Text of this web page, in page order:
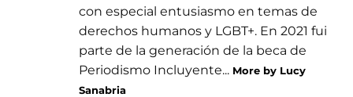
con especial entusiasmo en temas de
derechos humanos y LGBT+. En 2021 fui
parte de la generación de la beca de
Periodismo Incluyente... More by Lucy
Sanabria